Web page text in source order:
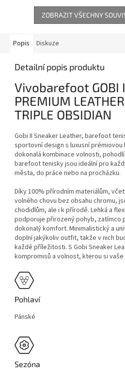
ZOBRAZIT VŠECHNY
Popis Diskuze
Detailní popis produktu
Vivobarefoot GOBI
PREMIUM
TRIPLE OBSIDIAN
Gobi II Sneaker Leather, barefoot
sportovní design s luxusní prémiovou
dokonalá kombinace volnosti,
barefoot tenisky jsou ideální pro
města, do práce nebo na procházku.
Díky 100% přírodním materiálům,
volného chovu bez obsahu chromu,
chodidlům, ale i k přírodě. Lehká a
podporuje přirozený pohyb, zatímco
dokonalý komfort. Minimalistický a
doplní jakýkoliv outfit, takže v nich
každé příležitosti. S Gobi Sneaker
kompromisů a volnost, kterou si vaše
Pohlaví
Pánské
Sezóna